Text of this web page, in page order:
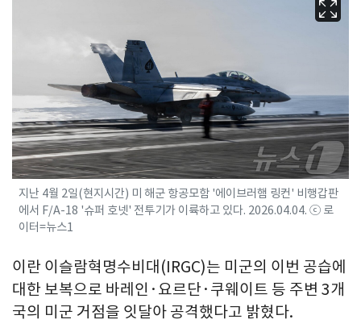
지난 4월 2일(현지시간) 미 해군 항공모함 '에이브러햄 링컨' 비행갑판
에서 F/A-18 '슈퍼 호넷' 전투기가 이륙하고 있다. 2026.04.04. ⓒ 로
이터=뉴스1
이란 이슬람혁명수비대(IRGC)는 미군의 이번 공습에
대한 보복으로 바레인·요르단·쿠웨이트 등 주변 3개
국의 미군 거점을 잇달아 공격했다고 밝혔다.